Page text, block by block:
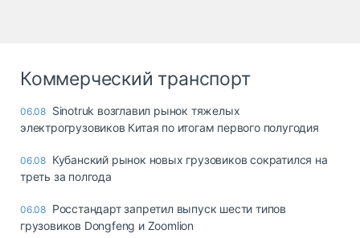
Коммерческий транспорт
06.08 Sinotruk возглавил рынок тяжелых
электрогрузовиков Китая по итогам первого полугодия
06.08 Кубанский рынок новых грузовиков сократился на
треть за полгода
06.08 Росстандарт запретил выпуск шести типов
грузовиков Dongfeng и Zoomlion